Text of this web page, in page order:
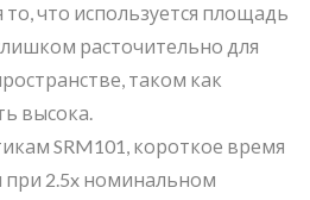
то, что используется площадь
расточительно для
таком как
высока.
SRM101, короткое время
при 2.5x номинальном